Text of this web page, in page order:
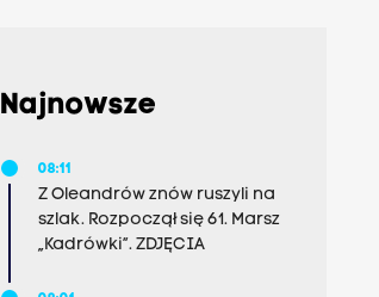
Najnowsze
08:11
Z Oleandrów znów ruszyli na
szlak. Rozpoczął się 61. Marsz
„Kadrówki”. ZDJĘCIA